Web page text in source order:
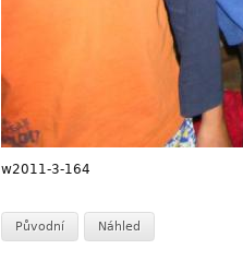
w2011-3-164
Původní Náhled